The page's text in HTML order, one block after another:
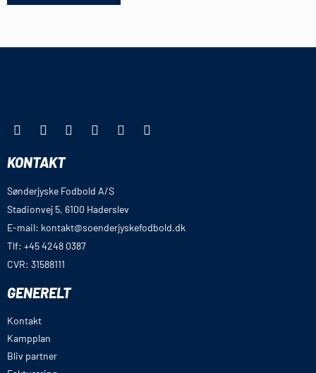
KONTAKT
Sønderjyske Fodbold A/S
Stadionvej 5, 6100 Haderslev
E-mail: kontakt@soenderjyskefodbold.dk
Tlf: +45 4248 0387
CVR: 31588111
GENERELT
Kontakt
Kampplan
Bliv partner